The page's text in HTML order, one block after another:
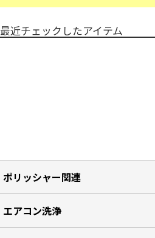
最近チェックしたアイテム
ポリッシャー関連
エアコン洗浄